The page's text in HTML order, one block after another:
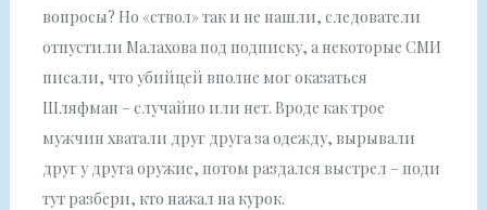
вопросы? Но «ствол» так и не нашли, следователи
отпустили Малахова под подписку, а некоторые СМИ
писали, что убийцей вполне мог оказаться
Шляфман – случайно или нет. Вроде как трое
мужчин хватали друг друга за одежду, вырывали
друг у друга оружие, потом раздался выстрел – поди
тут разбери, кто нажал на курок.